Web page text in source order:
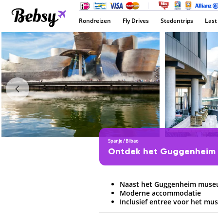
Rondreizen Fly Drives Stedentrips
Spanje/Bilbao
Ontdek het Guggenheim
Naast het Guggenheim
Moderne accommodatie
Inclusief entree voor het